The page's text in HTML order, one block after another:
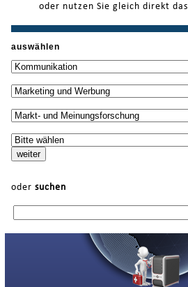
oder nutzen Sie gleich direkt das
auswählen
oder suchen